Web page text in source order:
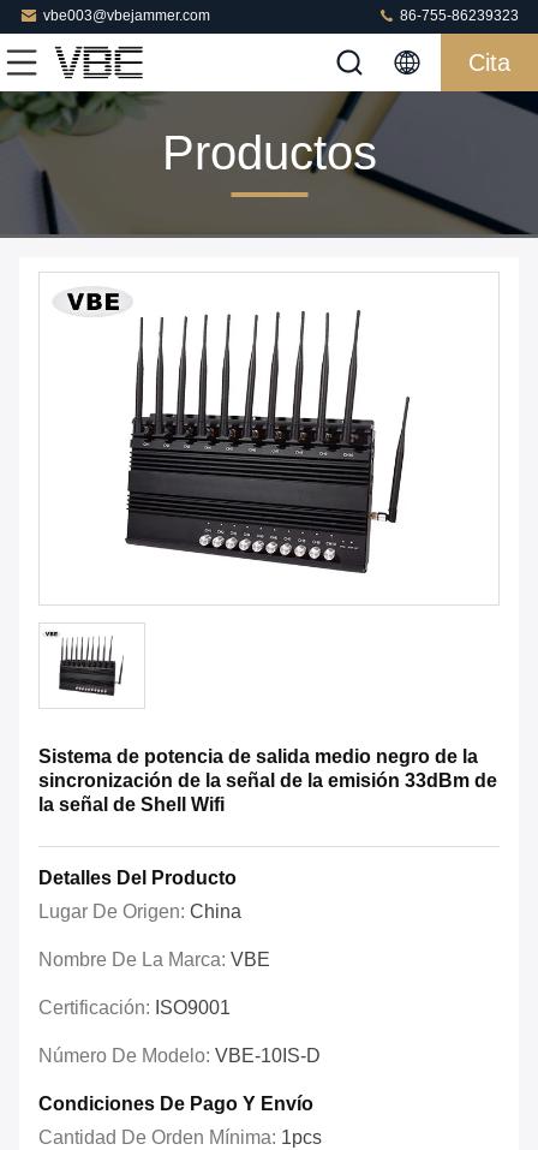
vbe003@vbejammer.com 86-755-86239323
Cita
Productos
Sistema de potencia de salida medio negro de la
sincronización de la señal de la emisión 33dBm de
la señal de Shell Wifi
Detalles Del Producto
Lugar De Origen: China
Nombre De La Marca: VBE
Certificación: ISO9001
Número De Modelo: VBE-10IS-D
Condiciones De Pago Y Envío
Cantidad De Orden Mínima: 1pcs